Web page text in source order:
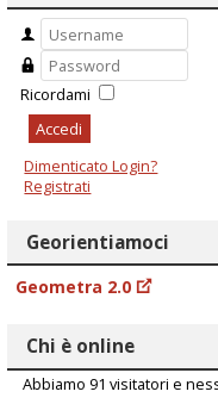
Ricordami
Accedi
Dimenticato Login?
Registrati
Georientiamoci
Geometra 2.0
Chi è online
Abbiamo 91 visitatori e